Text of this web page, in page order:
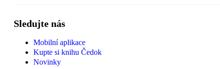
Sledujte nás
Mobilní aplikace
Kupte si knihu Čedok
Novinky